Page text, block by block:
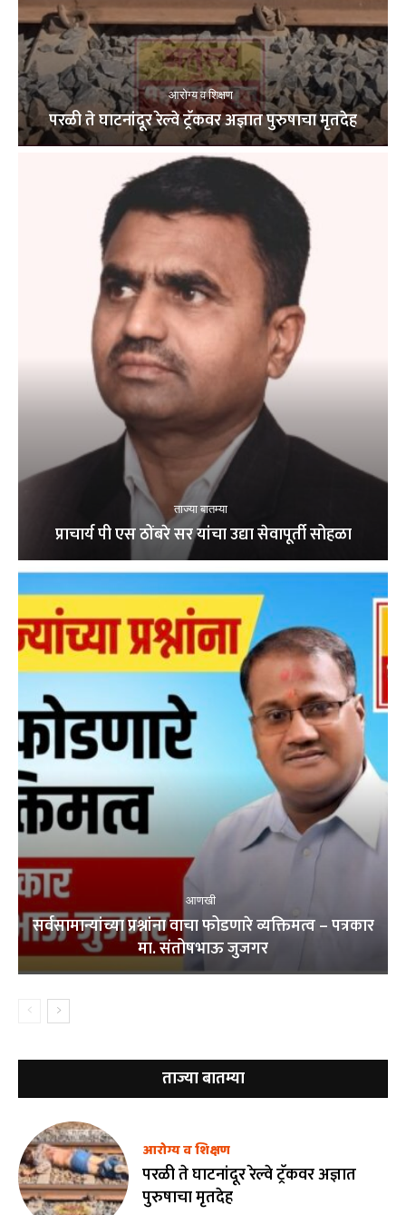
आरोग्य व शिक्षण
परळी ते घाटनांदूर रेल्वे ट्रॅकवर अज्ञात पुरुषाचा मृतदेह
ताज्या बातम्या
प्राचार्य पी एस ठोंबरे सर यांचा उद्या सेवापूर्ती सोहळा
आणखी
सर्वसामान्यांच्या प्रश्नांना वाचा फोडणारे व्यक्तिमत्व – पत्रकार
मा. संतोषभाऊ जुजगर
ताज्या बातम्या
आरोग्य व शिक्षण
परळी ते घाटनांदूर रेल्वे ट्रॅकवर अज्ञात
पुरुषाचा मृतदेह